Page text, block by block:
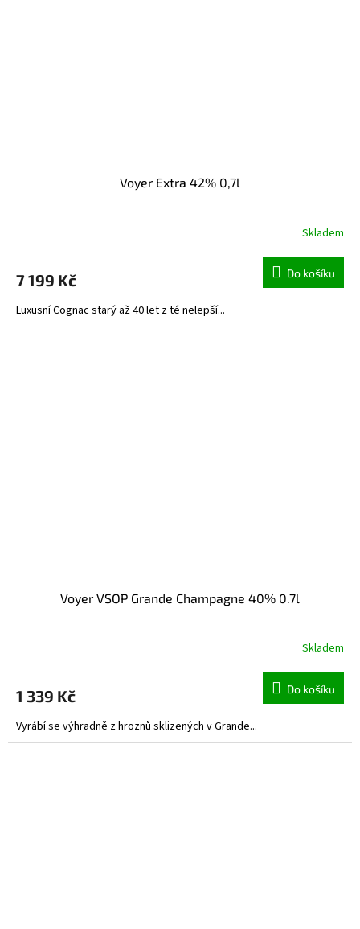
Voyer Extra 42% 0,7l
Skladem
7 199 Kč Do košíku
Luxusní Cognac starý až 40 let z té nelepší...
Voyer VSOP Grande Champagne 40% 0.7l
Skladem
1 339 Kč Do košíku
Vyrábí se výhradně z hroznů sklizených v Grande...